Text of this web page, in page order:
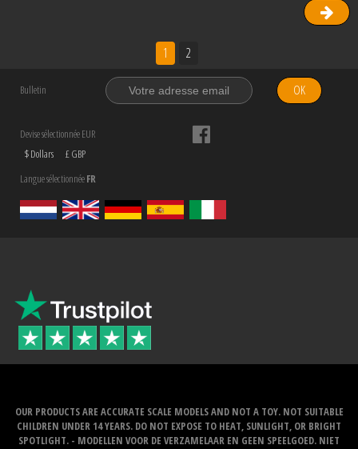
1 2
Bulletin OK
Devise sélectionnée EUR
$ Dollars
£ GBP
Langue sélectionnéeFR
OUR PRODUCTS ARE ACCURATE SCALE MODELS AND NOT A TOY. NOT SUITABLE
CHILDREN UNDER 14 YEARS. DO NOT EXPOSE TO HEAT, SUNLIGHT, OR BRIGHT
SPOTLIGHT. - MODELLEN VOOR DE VERZAMELAAR EN GEEN SPEELGOED. NIET